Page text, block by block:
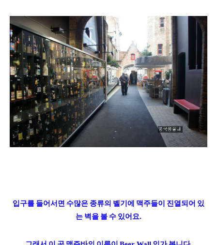
입구를 들어서면 수많은 종류의 벨기에 맥주들이 진열되어 있
는 벽을 볼 수 있어요.